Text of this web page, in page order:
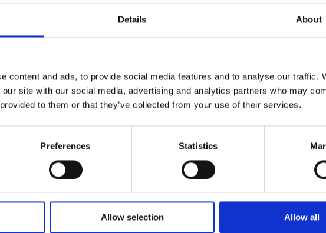
Details About
content and ads, to provide social media features and to analyse our traffic.
site with our social media, advertising and analytics partners who may
to them or that they’ve collected from your use of their services.
Preferences Statistics
Allow selection Allow all
Que puis-je déchiqueter ?
Vous pouvez déchiqueter tous les types de papier, dont le papier